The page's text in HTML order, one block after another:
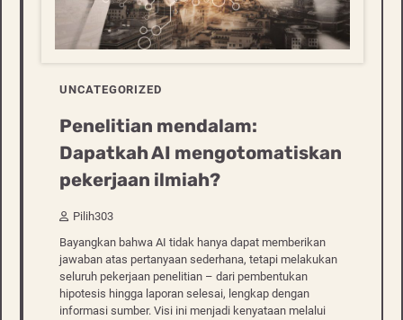
UNCATEGORIZED
Penelitian mendalam:
Dapatkah AI mengotomatiskan
pekerjaan ilmiah?
Pilih303
Bayangkan bahwa AI tidak hanya dapat memberikan
jawaban atas pertanyaan sederhana, tetapi melakukan
seluruh pekerjaan penelitian – dari pembentukan
hipotesis hingga laporan selesai, lengkap dengan
informasi sumber. Visi ini menjadi kenyataan melalui